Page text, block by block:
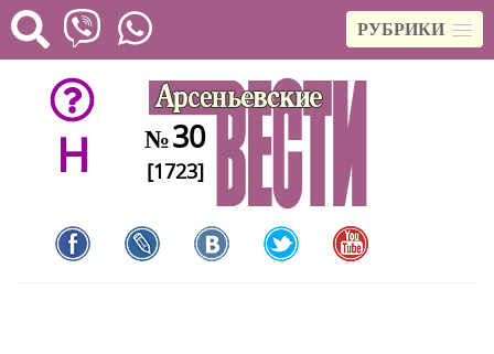
РУБРИКИ
H №30
[1723]